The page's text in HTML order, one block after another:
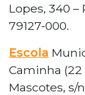
Lopes, 340 –
79127-000.
Escola
Caminha (22
Mascotes, s/